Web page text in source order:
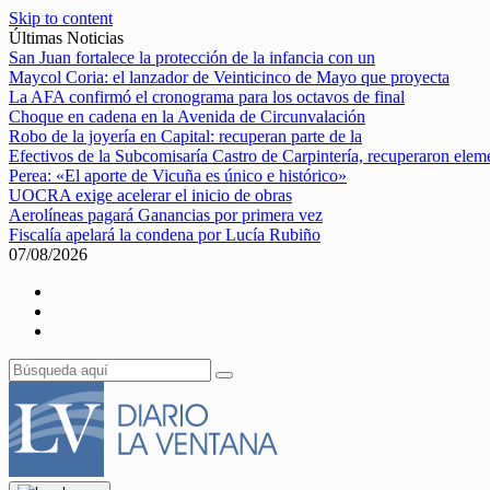
Skip to content
Últimas Noticias
San Juan fortalece la protección de la infancia con un
Maycol Coria: el lanzador de Veinticinco de Mayo que proyecta
La AFA confirmó el cronograma para los octavos de final
Choque en cadena en la Avenida de Circunvalación
Robo de la joyería en Capital: recuperan parte de la
Efectivos de la Subcomisaría Castro de Carpintería, recuperaron
Perea: «El aporte de Vicuña es único e histórico»
UOCRA exige acelerar el inicio de obras
Aerolíneas pagará Ganancias por primera vez
Fiscalía apelará la condena por Lucía Rubiño
07/08/2026